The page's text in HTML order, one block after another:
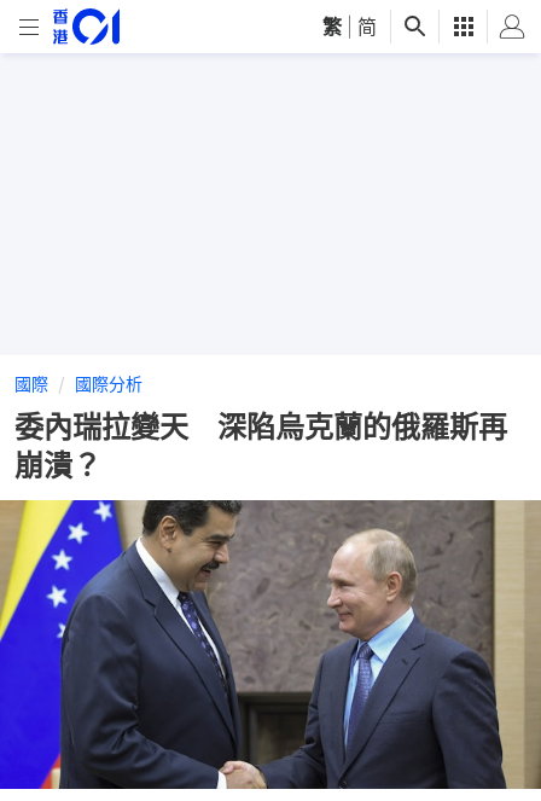
繁 简
國際 國際分析
委內瑞拉變天 深陷烏克蘭的俄羅斯再
崩潰？